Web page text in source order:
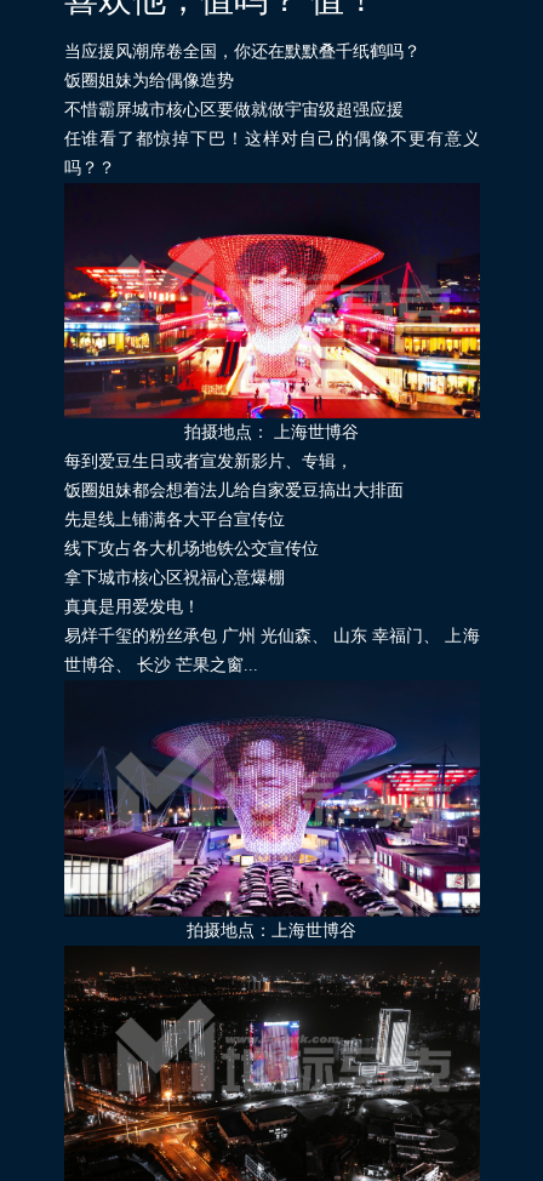
当应援风潮席卷全国，你还在默默叠千纸鹤吗？
饭圈姐妹为给偶像造势
不惜霸屏城市核心区要做就做宇宙级超强应援
任谁看了都惊掉下巴！这样对自己的偶像不更有意义
吗？？
拍摄地点： 上海世博谷
每到爱豆生日或者宣发新影片、专辑，
饭圈姐妹都会想着法儿给自家爱豆搞出大排面
先是线上铺满各大平台宣传位
线下攻占各大机场地铁公交宣传位
拿下城市核心区祝福心意爆棚
真真是用爱发电！
易烊千玺的粉丝承包 广州 光仙森、 山东 幸福门、 上海
世博谷、 长沙 芒果之窗...
拍摄地点：上海世博谷